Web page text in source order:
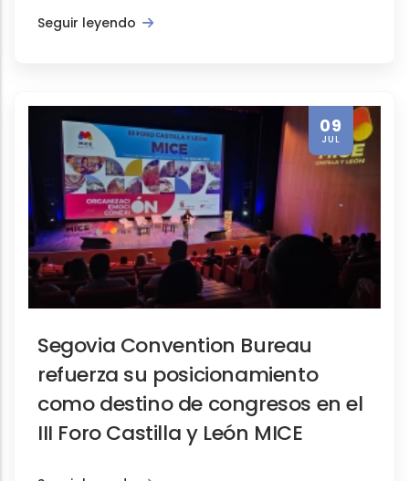
Seguir leyendo
09
JUL
Segovia Convention Bureau
refuerza su posicionamiento
como destino de congresos en el
III Foro Castilla y León MICE